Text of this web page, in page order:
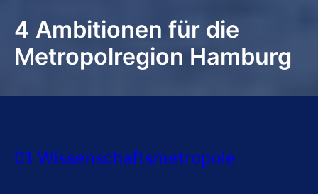
4 Ambitionen für die
Metropolregion Hamburg
01 Wissenschaftsmetropole